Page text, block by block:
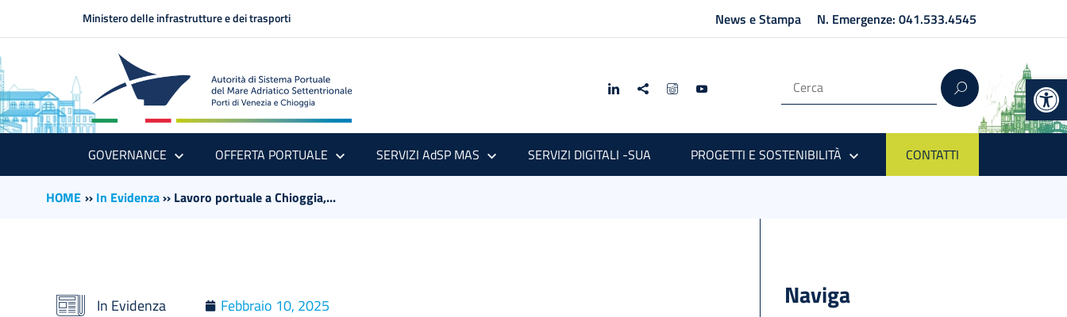
Ministero delle infrastrutture e dei trasporti News e Stampa N. Emergenze: 041.533.4545
GOVERNANCE OFFERTA PORTUALE SERVIZI AdSP MAS SERVIZI DIGITALI -SUA PROGETTI E SOSTENIBILITÀ CONTATTI
HOME ›› In Evidenza›› Lavoro portuale a Chioggia,...
In Evidenza Febbraio 10, 2025 Naviga